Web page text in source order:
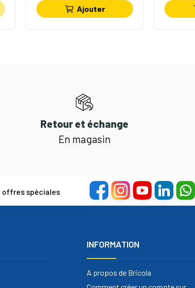
Ajouter
Retour et échange
En magasin
offres spéciales
INFORMATION
A propos de Bricola